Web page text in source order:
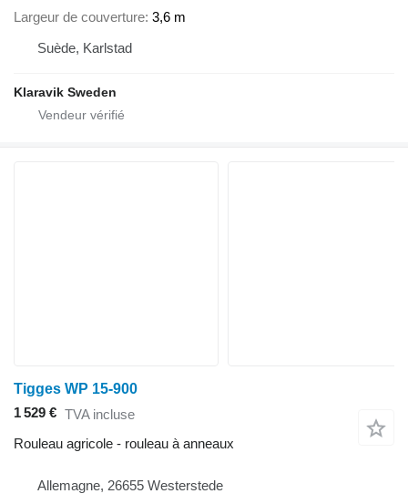
Largeur de couverture 3,6 m
Suède, Karlstad
Klaravik Sweden
Tigges WP 15-900
1 529 € TVA incluse
Rouleau agricole - rouleau à anneaux
Allemagne, 26655 Westerstede